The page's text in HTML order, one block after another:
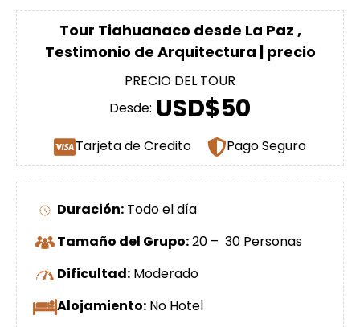
Tour Tiahuanaco desde La Paz ,
Testimonio de Arquitectura | precio
PRECIO DEL TOUR
Desde: USD$50
Tarjeta de Credito Pago Seguro
Duración: Todo el día
Tamaño del Grupo:20 – 30 Personas
Dificultad: Moderado
Alojamiento: No Hotel